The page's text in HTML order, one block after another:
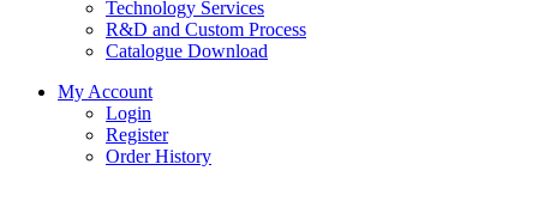
Technology Services
R&D and Custom Process
Catalogue Download
My Account
Login
Register
Order History